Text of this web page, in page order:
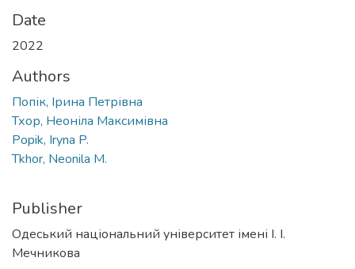
Date
2022
Authors
Попік, Ірина Петрівна
Тхор, Неоніла Максимівна
Popik, Iryna P.
Tkhor, Neonila M.
Publisher
Одеський національний університет імені І. І.
Мечникова